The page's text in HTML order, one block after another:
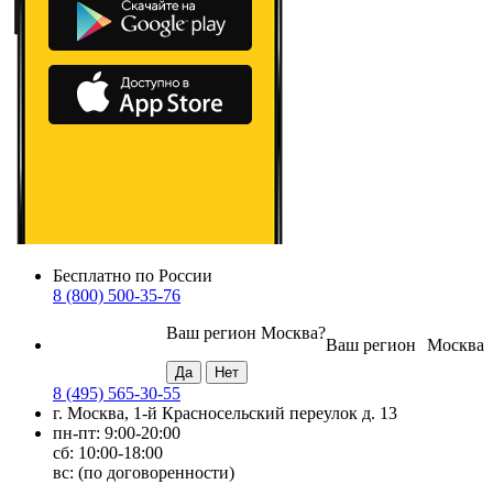
Бесплатно по России
8 (800) 500-35-76
Москва
Ваш регион
Ваш регион Москва?
8 (495) 565-30-55
г. Москва, 1-й Красносельский переулок д. 13
пн-пт: 9:00-20:00
сб: 10:00-18:00
вс: (по договоренности)